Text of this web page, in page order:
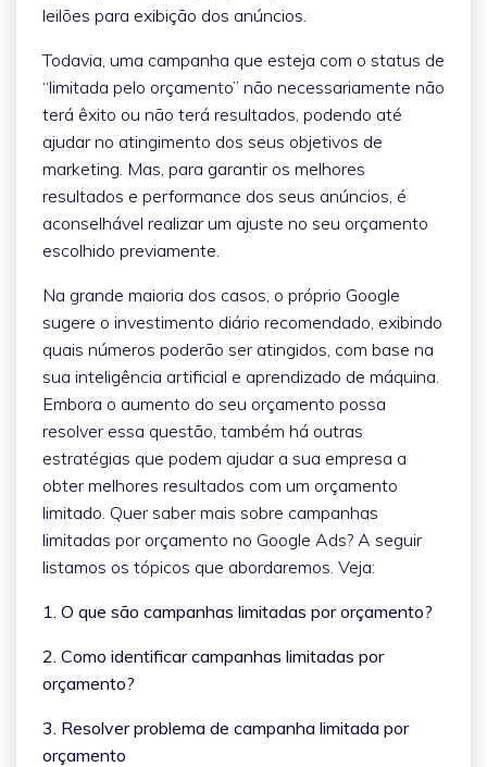
leilões para exibição dos anúncios.
Todavia, uma campanha que esteja com o status de
“limitada pelo orçamento” não necessariamente não
terá êxito ou não terá resultados, podendo até
ajudar no atingimento dos seus objetivos de
marketing. Mas, para garantir os melhores
resultados e performance dos seus anúncios, é
aconselhável realizar um ajuste no seu orçamento
escolhido previamente.
Na grande maioria dos casos, o próprio Google
sugere o investimento diário recomendado, exibindo
quais números poderão ser atingidos, com base na
sua inteligência artificial e aprendizado de máquina.
Embora o aumento do seu orçamento possa
resolver essa questão, também há outras
estratégias que podem ajudar a sua empresa a
obter melhores resultados com um orçamento
limitado. Quer saber mais sobre campanhas
limitadas por orçamento no Google Ads? A seguir
listamos os tópicos que abordaremos. Veja:
1. O que são campanhas limitadas por orçamento?
2. Como identificar campanhas limitadas por
orçamento?
3. Resolver problema de campanha limitada por
orçamento